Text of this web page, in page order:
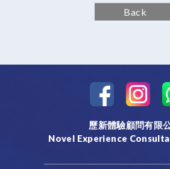
Back
歷新體驗顧問有限
Novel Experience